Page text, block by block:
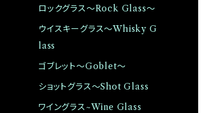
ロックグラス〜Rock Glass〜
ウイスキーグラス〜Whisky G
lass
ゴブレット〜Goblet〜
ショットグラス〜Shot Glass
ワイングラス~Wine Glass